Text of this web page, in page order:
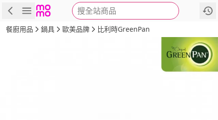
搜全站商品
商品 評價 詳情
餐廚用品 鍋具 歐美品牌 比利時GreenPan